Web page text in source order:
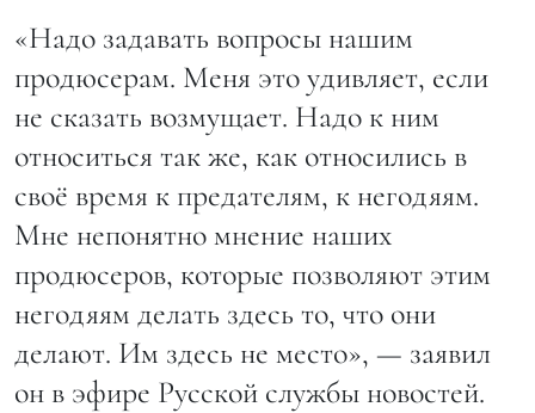
«Надо задавать вопросы нашим
продюсерам. Меня это удивляет, если
не сказать возмущает. Надо к ним
относиться так же, как относились в
своё время к предателям, к негодяям.
Мне непонятно мнение наших
продюсеров, которые позволяют этим
негодяям делать здесь то, что они
делают. Им здесь не место», — заявил
он в эфире Русской службы новостей.